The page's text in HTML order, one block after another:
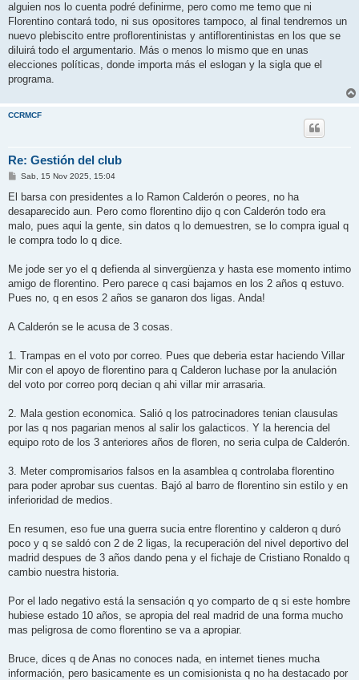
alguien nos lo cuenta podré definirme, pero como me temo que ni
Florentino contará todo, ni sus opositores tampoco, al final tendremos un
nuevo plebiscito entre proflorentinistas y antiflorentinistas en los que se
diluirá todo el argumentario. Más o menos lo mismo que en unas
elecciones políticas, donde importa más el eslogan y la sigla que el
programa.
CCRMCF
Re: Gestión del club
M
n
a
j
Sab, 15 Nov 2025, 15:04
El barsa con presidentes a lo Ramon Calderón o peores, no ha
desaparecido aun. Pero como florentino dijo q con Calderón todo era
malo, pues aqui la gente, sin datos q lo demuestren, se lo compra igual q
le compra todo lo q dice.
Me jode ser yo el q defienda al sinvergüenza y hasta ese momento intimo
amigo de florentino. Pero parece q casi bajamos en los 2 años q estuvo.
Pues no, q en esos 2 años se ganaron dos ligas. Anda!
A Calderón se le acusa de 3 cosas.
1. Trampas en el voto por correo. Pues que deberia estar haciendo Villar
Mir con el apoyo de florentino para q Calderon luchase por la anulación
del voto por correo porq decian q ahi villar mir arrasaria.
2. Mala gestion economica. Salió q los patrocinadores tenian clausulas
por las q nos pagarian menos al salir los galacticos. Y la herencia del
equipo roto de los 3 anteriores años de floren, no seria culpa de Calderón.
3. Meter compromisarios falsos en la asamblea q controlaba florentino
para poder aprobar sus cuentas. Bajó al barro de florentino sin estilo y en
inferioridad de medios.
En resumen, eso fue una guerra sucia entre florentino y calderon q duró
poco y q se saldó con 2 de 2 ligas, la recuperación del nivel deportivo del
madrid despues de 3 años dando pena y el fichaje de Cristiano Ronaldo q
cambio nuestra historia.
Por el lado negativo está la sensación q yo comparto de q si este hombre
hubiese estado 10 años, se apropia del real madrid de una forma mucho
mas peligrosa de como florentino se va a apropiar.
Bruce, dices q de Anas no conoces nada, en internet tienes mucha
información, pero basicamente es un comisionista q no ha destacado por